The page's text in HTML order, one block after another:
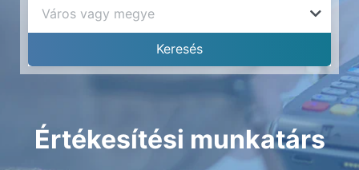
Értékesítési munkatárs